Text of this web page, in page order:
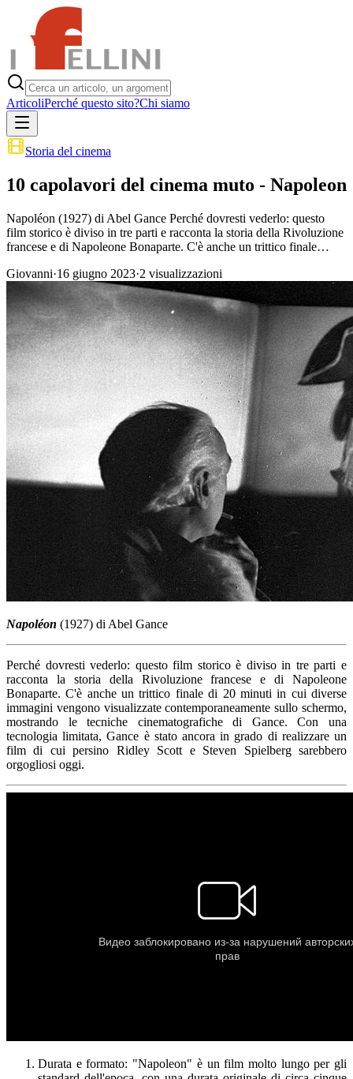
ArticoliPerché questo sito?Chi siamo
Storia del cinema
10 capolavori del cinema muto - Napoleon
Napoléon (1927) di Abel Gance Perché dovresti vederlo: questo
film storico è diviso in tre parti e racconta la storia della Rivoluzione
francese e di Napoleone Bonaparte. C'è anche un trittico finale…
Giovanni·16 giugno 2023·2 visualizzazioni
Napoléon (1927) di Abel Gance
Perché dovresti vederlo: questo film storico è diviso in tre parti e
racconta la storia della Rivoluzione francese e di Napoleone
Bonaparte. C'è anche un trittico finale di 20 minuti in cui diverse
immagini vengono visualizzate contemporaneamente sullo schermo,
mostrando le tecniche cinematografiche di Gance. Con una
tecnologia limitata, Gance è stato ancora in grado di realizzare un
film di cui persino Ridley Scott e Steven Spielberg sarebbero
orgogliosi oggi.
Durata e formato: "Napoleon" è un film molto lungo per gli